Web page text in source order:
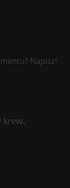
Napisz!
krew.